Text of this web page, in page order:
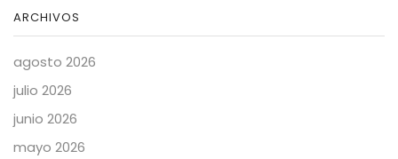
ARCHIVOS
agosto 2026
julio 2026
junio 2026
mayo 2026